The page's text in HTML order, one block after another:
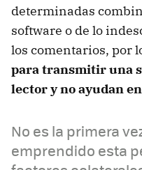
determinadas
software o de lo
los comentarios, por
para transmitir una
lector y no ayudan
No es la primera
emprendido esta